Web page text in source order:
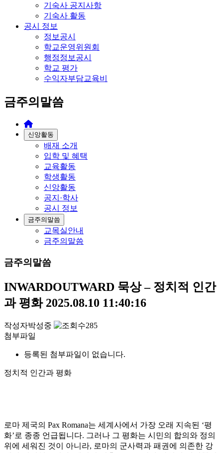
기숙사 공지사항
기숙사 활동
공시 정보
정보공시
학교운영위원회
행정정보공시
학교 평가
수익자부담교육비
금주의말씀
신앙활동
배재 소개
입학 및 혜택
교육활동
학생활동
신앙활동
공지·학사
공시 정보
금주의말씀
교목실안내
금주의말씀
금주의말씀
INWARDOUTWARD 묵상 – 정치적 인간
과 평화 2025.08.10 11:40:16
작성자박성중
285
첨부파일
등록된 첨부파일이 없습니다.
정치적 인간과 평화
로마 제국의 Pax Romana는 세계사에서 가장 오래 지속된 ‘평
화’로 종종 언급됩니다. 그러나 그 평화는 시민의 합의와 정의
위에 세워진 것이 아니라, 로마의 군사력과 패권에 의존한 강